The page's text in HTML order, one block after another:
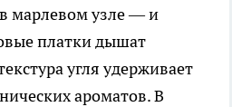
марлевом узле — и
платки дышат
угля удерживает
ароматов. В